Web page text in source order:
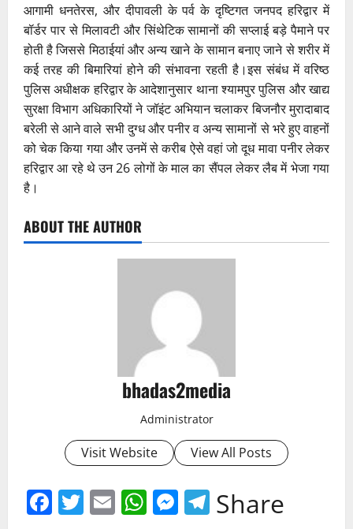
आगामी धनतेरस, और दीपावली के पर्व के दृष्टिगत जनपद हरिद्वार में
बॉर्डर पार से मिलावटी और सिंथेटिक सामानों की सप्लाई बड़े पैमाने पर
होती है जिससे मिठाईयां और अन्य खाने के सामान बनाए जाने से शरीर में
कई तरह की बिमारियां होने की संभावना रहती है।इस संबंध में वरिष्ठ
पुलिस अधीक्षक हरिद्वार के आदेशानुसार थाना श्यामपुर पुलिस और खाद्य
सुरक्षा विभाग अधिकारियों ने जॉइंट अभियान चलाकर बिजनौर मुरादाबाद
बरेली से आने वाले सभी दुग्ध और पनीर व अन्य सामानों से भरे हुए वाहनों
को चेक किया गया और उनमें से करीब ऐसे वहां जो दूध मावा पनीर लेकर
हरिद्वार आ रहे थे उन 26 लोगों के माल का सैंपल लेकर लैब में भेजा गया
है।
ABOUT THE AUTHOR
bhadas2media
Administrator
Visit Website View All Posts
Facebook
Twitter
EmailWhatsApp
Messenger
Telegram
Share